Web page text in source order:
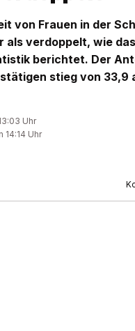
von Frauen in der
als verdoppelt, wie das
berichtet. Der
stieg von 33,9
Uhr
14:14 Uhr